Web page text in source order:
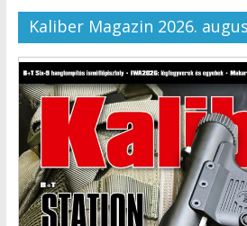
Kaliber Magazin 2026.